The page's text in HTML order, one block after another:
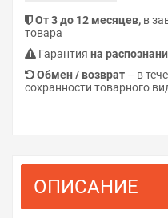
От 3 до 12 месяцев, в
товара
Гарантия на
Обмен / возврат – в
сохранности товарного
ОПИСАНИЕ